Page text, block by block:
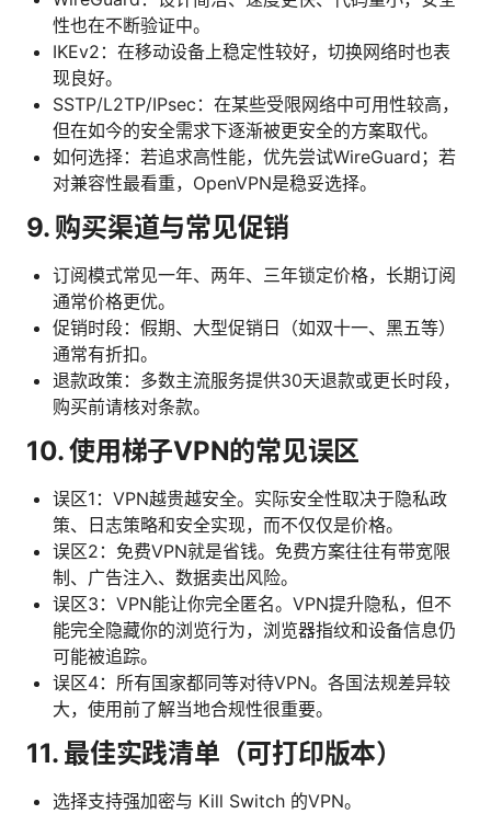
性也在不断验证中。
IKEv2：在移动设备上稳定性较好，切换网络时也表
现良好。
SSTP/L2TP/IPsec：在某些受限网络中可用性较高，
但在如今的安全需求下逐渐被更安全的方案取代。
如何选择：若追求高性能，优先尝试WireGuard；若
对兼容性最看重，OpenVPN是稳妥选择。
9. 购买渠道与常见促销
订阅模式常见一年、两年、三年锁定价格，长期订阅
通常价格更优。
促销时段：假期、大型促销日（如双十一、黑五等）
通常有折扣。
退款政策：多数主流服务提供30天退款或更长时段，
购买前请核对条款。
10. 使用梯子VPN的常见误区
误区1：VPN越贵越安全。实际安全性取决于隐私政
策、日志策略和安全实现，而不仅仅是价格。
误区2：免费VPN就是省钱。免费方案往往有带宽限
制、广告注入、数据卖出风险。
误区3：VPN能让你完全匿名。VPN提升隐私，但不
能完全隐藏你的浏览行为，浏览器指纹和设备信息仍
可能被追踪。
误区4：所有国家都同等对待VPN。各国法规差异较
大，使用前了解当地合规性很重要。
11. 最佳实践清单（可打印版本）
选择支持强加密与 Kill Switch 的VPN。